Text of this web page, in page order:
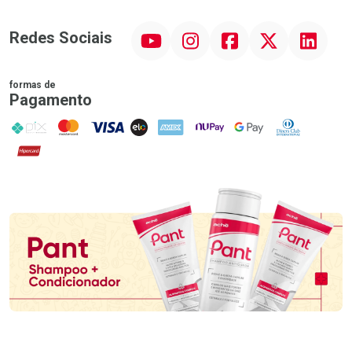
Redes Sociais InstagramFacebook Linkedin
formas de
Pagamento
PIX MasterCard
VISA ELO AMEX NuPay Google PayDiners Club
Hipercard
Promoção em Destaque